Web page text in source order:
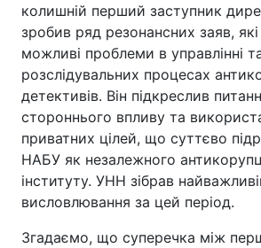
колишній перший заступник
зробив ряд резонансних заяв,
можливі проблеми в управлінні
розслідувальних процесах
детективів. Він підкреслив
стороннього впливу та
приватних цілей, що суттєво
НАБУ як незалежного
інституту. УНН зібрав
висловлювання за цей період.
Згадаємо, що суперечка між